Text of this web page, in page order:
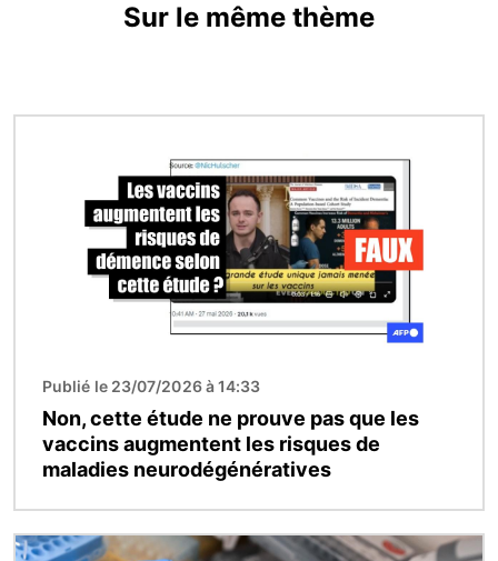
Sur le même thème
Publié le 23/07/2026 à 14:33
Non, cette étude ne prouve pas que les
vaccins augmentent les risques de
maladies neurodégénératives
Image